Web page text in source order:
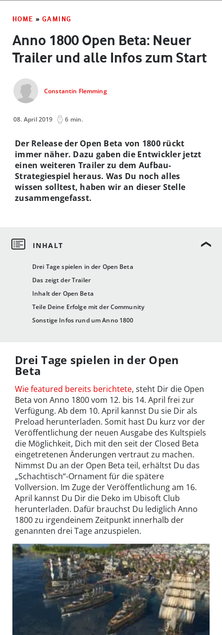
HOME » GAMING
Anno 1800 Open Beta: Neuer
Trailer und alle Infos zum Start
Constantin Flemming
08. April 2019 6 min.
Drei Tage spielen in der Open Beta
Das zeigt der Trailer
Inhalt der Open Beta
Teile Deine Erfolge mit der Community
Sonstige Infos rund um Anno 1800
Der Release der Open Beta von 1800 rückt
immer näher. Dazu gaben die Entwickler jetzt
einen weiteren Trailer zu dem Aufbau-
Strategiespiel heraus. Was Du noch alles
wissen solltest, haben wir an dieser Stelle
zusammengefasst.
Drei Tage spielen in der Open
Beta
Wie featured bereits berichtete, steht Dir die Open
Beta von Anno 1800 vom 12. bis 14. April frei zur
Verfügung. Ab dem 10. April kannst Du sie Dir als
Preload herunterladen. Somit hast Du kurz vor der
Veröffentlichung der neuen Ausgabe des Kultspiels
die Möglichkeit, Dich mit den seit der Closed Beta
eingetretenen Änderungen vertraut zu machen.
Nimmst Du an der Open Beta teil, erhältst Du das
„Schachtisch“-Ornament für die spätere
Vollversion. Im Zuge der Veröffentlichung am 16.
April kannst Du Dir die Deko im Ubisoft Club
herunterladen. Dafür brauchst Du lediglich Anno
1800 zu irgendeinem Zeitpunkt innerhalb der
genannten drei Tage anzuspielen.